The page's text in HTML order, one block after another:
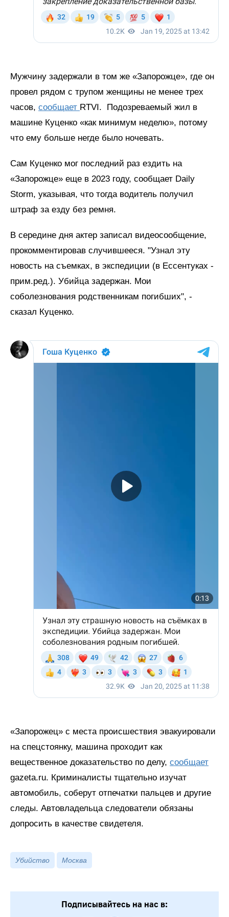
Мужчину задержали в том же «Запорожце», где он
провел рядом с трупом женщины не менее трех
часов, сообщает RTVI. Подозреваемый жил в
машине Куценко «как минимум неделю», потому
что ему больше негде было ночевать.
Сам Куценко мог последний раз ездить на
«Запорожце» еще в 2023 году, сообщает Daily
Storm, указывая, что тогда водитель получил
штраф за езду без ремня.
В середине дня актер записал видеосообщение,
прокомментировав случившееся. "Узнал эту
новость на съемках, в экспедиции (в Ессентуках -
прим.ред.). Убийца задержан. Мои
соболезнования родственникам погибших", -
сказал Куценко.
«Запорожец» с места происшествия эвакуировали
на спецстоянку, машина проходит как
вещественное доказательство по делу, сообщает
gazeta.ru. Криминалисты тщательно изучат
автомобиль, соберут отпечатки пальцев и другие
следы. Автовладельца следователи обязаны
допросить в качестве свидетеля.
Убийство Москва
Подписывайтесь на нас в: